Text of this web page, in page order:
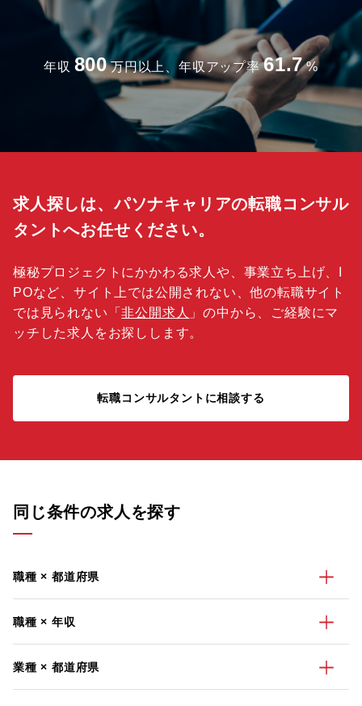
年収 800 万円以上、年収アップ率 61.7 %
求人探しは、パソナキャリアの転職コンサル
タントへお任せください。
極秘プロジェクトにかかわる求人や、事業立ち上げ、I
POなど、サイト上では公開されない、他の転職サイト
では見られない「非公開求人 」の中から、ご経験にマ
ッチした求人をお探しします。
転職コンサルタントに相談する
同じ条件の求人を探す
職種 × 都道府県
職種 × 年収
業種 × 都道府県